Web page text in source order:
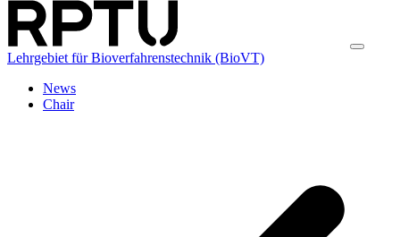
Lehrgebiet für Bioverfahrenstechnik (BioVT)
News
Chair